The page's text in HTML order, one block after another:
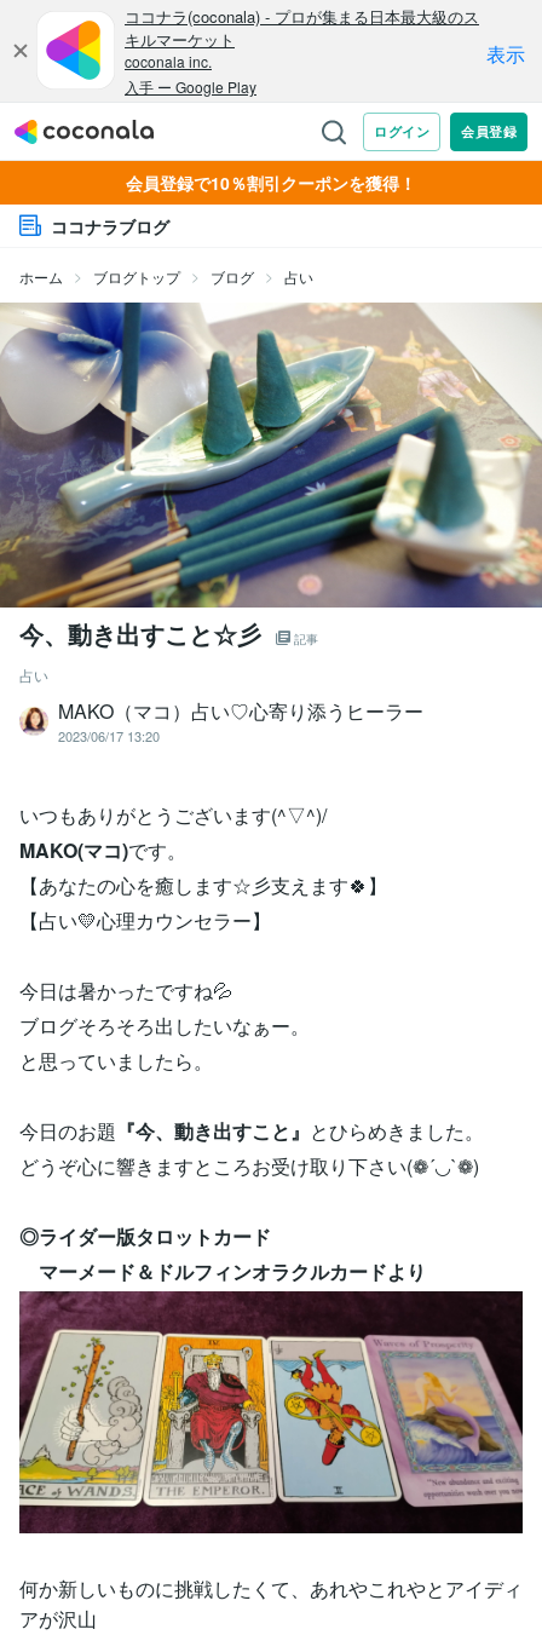
会員登録で10％割引クーポンを獲得！
ココナラブログ
ホーム ブログトップ ブログ 占い
今、動き出すこと☆彡 記事
占い
MAKO（マコ）占い♡心寄り添うヒーラー
2023/06/17 13:20
いつもありがとうございます(^▽^)/
MAKO(マコ)です。
【あなたの心を癒します☆彡支えます🍀】
【占い💛心理カウンセラー】
今日は暑かったですね💦
ブログそろそろ出したいなぁー。
と思っていましたら。
今日のお題 『今、動き出すこと』 とひらめきました。
どうぞ心に響きますところお受け取り下さい(❁´◡`❁)
◎ライダー版タロットカード
マーメード＆ドルフィンオラクルカードより
何か新しいものに挑戦したくて、あれやこれやとアイディ
アが沢山